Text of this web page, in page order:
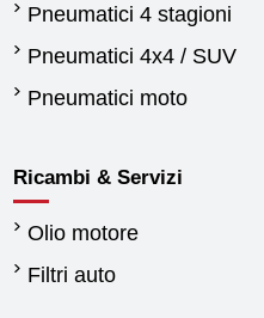
Pneumatici 4 stagioni
Pneumatici 4x4 / SUV
Pneumatici moto
Ricambi & Servizi
Olio motore
Filtri auto